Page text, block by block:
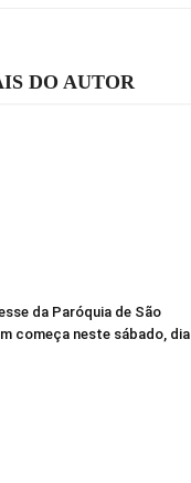
DO AUTOR
da Paróquia de São
começa neste sábado, dia